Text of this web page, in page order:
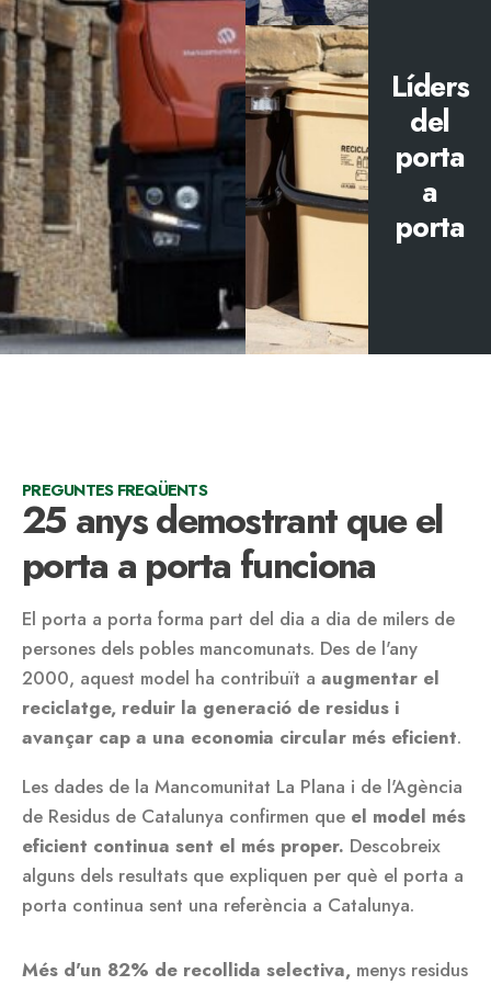
Líders
del
porta
a
porta
PREGUNTES FREQÜENTS
25 anys demostrant que el
porta a porta funciona
El porta a porta forma part del dia a dia de milers de
persones dels pobles mancomunats. Des de l'any
2000, aquest model ha contribuït a augmentar el
reciclatge, reduir la generació de residus i
avançar cap a una economia circular més eficient.
Les dades de la Mancomunitat La Plana i de l'Agència
de Residus de Catalunya confirmen que el model més
eficient continua sent el més proper. Descobreix
alguns dels resultats que expliquen per què el porta a
porta continua sent una referència a Catalunya.
Més d'un 82% de recollida selectiva, menys residus